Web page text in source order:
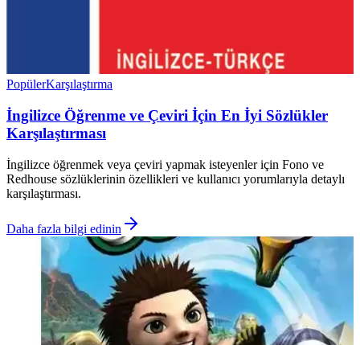
PopülerKarşılaştırma
İngilizce Öğrenme ve Çeviri İçin En İyi Sözlükler
Karşılaştırması
İngilizce öğrenmek veya çeviri yapmak isteyenler için Fono ve
Redhouse sözlüklerinin özellikleri ve kullanıcı yorumlarıyla detaylı
karşılaştırması.
Daha fazla bilgi edinin